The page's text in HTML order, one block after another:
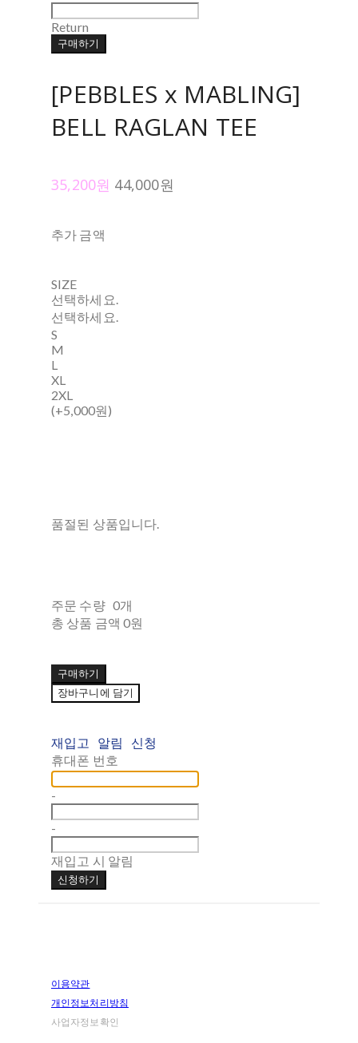
Return
구매하기
[PEBBLES x MABLING]
BELL RAGLAN TEE
35,200원 44,000원
추가 금액
SIZE
선택하세요.
선택하세요.
S
M
L
XL
2XL
(+5,000원)
품절된 상품입니다.
주문 수량 0개
총 상품 금액 0원
구매하기
장바구니에 담기
재입고 알림 신청
휴대폰 번호
-
-
재입고 시 알림
신청하기
이용약관
개인정보처리방침
사업자정보확인